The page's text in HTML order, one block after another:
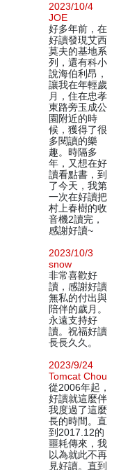
2023/10/4
JOE
好多年前，在
好讀發現艾西
莫夫的基地系
列，還有科小
說海伯利昂，
讓我在年輕歲
月，住在忠孝
東路旁玉成公
園附近的時
候，獲得了很
多閱讀的樂
趣。時隔多
年，又想在好
讀看點書，到
了今天，我第
一次在好讀把
村上春樹的收
音機2讀完，
感謝好讀~
2023/10/3
snow
非常喜歡好
讀，感謝好讀
無私的付出與
陪伴的歲月。
永遠支持好
讀。祝福好讀
長長久久。
2023/9/24
Tomcat Chou
從2006年起，
好讀就這麼伴
我度過了這麼
長的時間。直
到2017.12的
噩耗傳來，我
以為就此不再
見好讀。直到